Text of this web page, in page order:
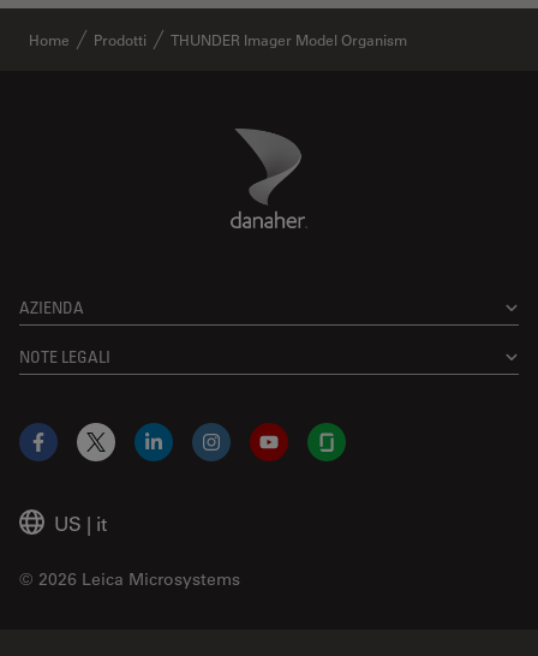
Home Prodotti THUNDER Imager Model Organism
Danaher Logo
AZIENDA
NOTE LEGALI
US | it
© 2026 Leica Microsystems
Facebook
X LinkedInInstagramYouTubeGlassdoor